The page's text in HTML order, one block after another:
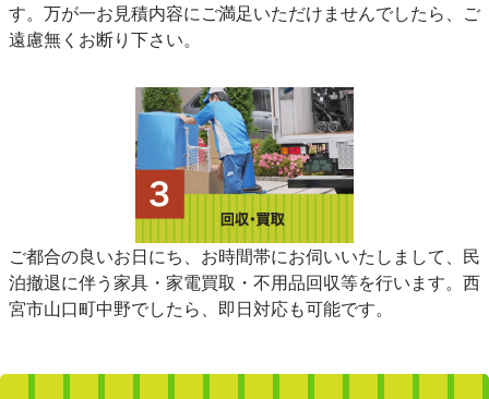
す。万が一お見積内容にご満足いただけませんでしたら、ご
遠慮無くお断り下さい。
ご都合の良いお日にち、お時間帯にお伺いいたしまして、民
泊撤退に伴う家具・家電買取・不用品回収等を行います。西
宮市山口町中野でしたら、即日対応も可能です。